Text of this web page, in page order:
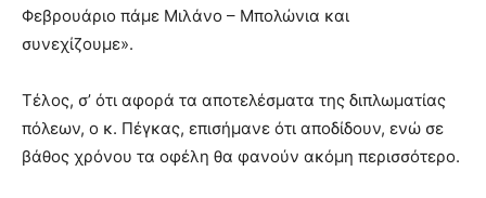
Φεβρουάριο πάμε Μιλάνο – Μπολώνια και
συνεχίζουμε».
Τέλος, σ’ ότι αφορά τα αποτελέσματα της διπλωματίας
πόλεων, ο κ. Πέγκας, επισήμανε ότι αποδίδουν, ενώ σε
βάθος χρόνου τα οφέλη θα φανούν ακόμη περισσότερο.